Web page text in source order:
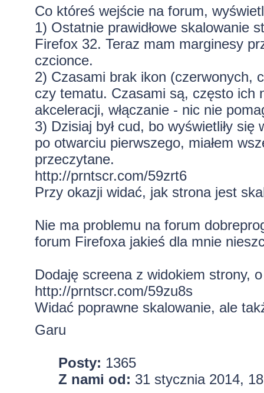
Co któreś wejście na forum,
1) Ostatnie prawidłowe skalowanie
Firefox 32. Teraz mam marginesy
czcionce.
2) Czasami brak ikon (czerwonych,
czy tematu. Czasami są, często ich
akceleracji, włączanie - nic nie
3) Dzisiaj był cud, bo wyświetliły
po otwarciu pierwszego, miałem
przeczytane.
http://prntscr.com/59zrt6
Przy okazji widać, jak strona jest
Nie ma problemu na forum
forum Firefoxa jakieś dla mnie
Dodaję screena z widokiem strony,
http://prntscr.com/59zu8s
Widać poprawne skalowanie, ale
Garu
Posty: 1365
Z nami od: 31 stycznia 2014,